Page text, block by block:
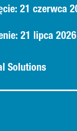
21 czerwca
21 lipca 2026
Solutions